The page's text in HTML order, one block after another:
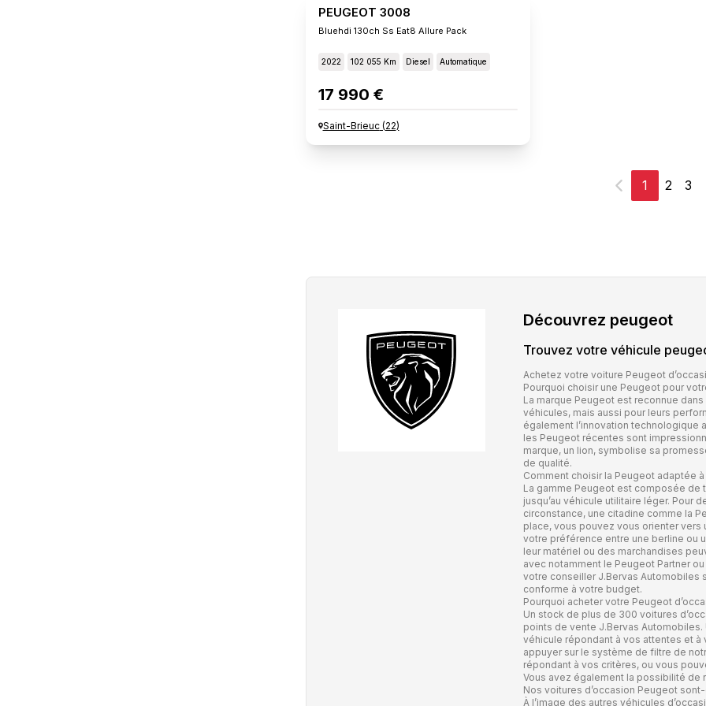
PEUGEOT 3008
Bluehdi 130ch Ss Eat8 Allure Pack
2022 102 055 Km Diesel Automatique
17 990 €
Saint-Brieuc(22)
Précédent
1 2 3
Découvrez peugeot
Trouvez votre véhicule
Achetez votre voiture Peugeot
Pourquoi choisir une Peugeot pour
La marque Peugeot est reconnue
véhicules, mais aussi pour leurs
également l’innovation technologique
les Peugeot récentes sont
marque, un lion, symbolise sa
de qualité.
Comment choisir la Peugeot adaptée
La gamme Peugeot est composée de
jusqu’au véhicule utilitaire léger. Pour
circonstance, une citadine comme la
place, vous pouvez vous orienter
votre préférence entre une berline ou
leur matériel ou des marchandises
avec notamment le Peugeot Partner
votre conseiller J.Bervas Automobiles
conforme à votre budget.
Pourquoi acheter votre Peugeot
Un stock de plus de 300 voitures
points de vente J.Bervas
véhicule répondant à vos attentes et
appuyer sur le système de filtre de
répondant à vos critères, ou vous
Vous avez également la possibilité de
Nos voitures d’occasion Peugeot
À l’image des autres véhicules